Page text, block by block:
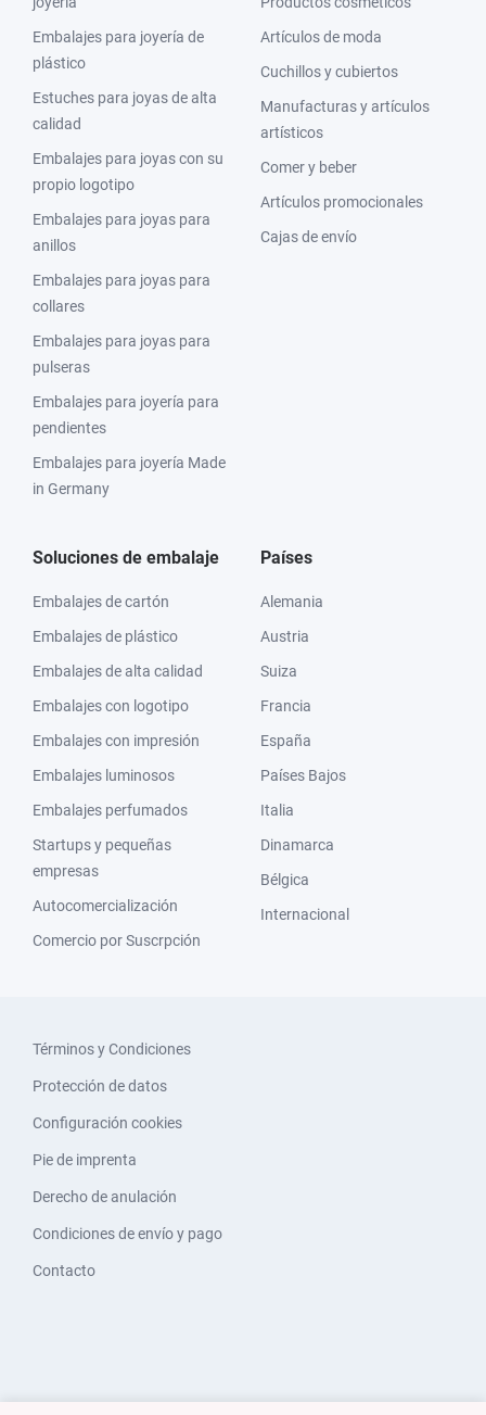
Embalajes para joyería de
plástico
Estuches para joyas de alta
calidad
Embalajes para joyas con su
propio logotipo
Embalajes para joyas para
anillos
Embalajes para joyas para
collares
Embalajes para joyas para
pulseras
Embalajes para joyería para
pendientes
Embalajes para joyería Made
in Germany
Artículos de moda
Cuchillos y cubiertos
Manufacturas y artículos
artísticos
Comer y beber
Artículos promocionales
Cajas de envío
Soluciones de embalaje
Embalajes de cartón
Embalajes de plástico
Embalajes de alta calidad
Embalajes con logotipo
Embalajes con impresión
Embalajes luminosos
Embalajes perfumados
Startups y pequeñas
empresas
Autocomercialización
Comercio por Suscrpción
Países
Alemania
Austria
Suiza
Francia
España
Países Bajos
Italia
Dinamarca
Bélgica
Internacional
Términos y Condiciones
Protección de datos
Configuración cookies
Pie de imprenta
Derecho de anulación
Condiciones de envío y pago
Contacto